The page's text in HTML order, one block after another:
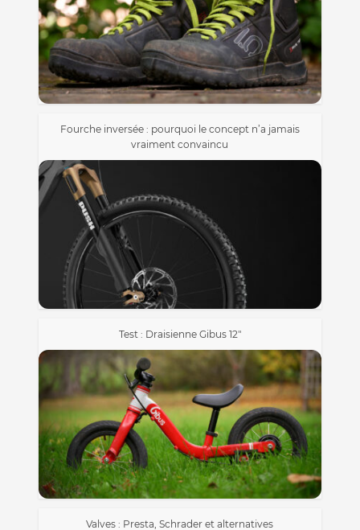
Fourche inversée : pourquoi le concept n’a jamais
vraiment convaincu
Test : Draisienne Gibus 12″
Valves : Presta, Schrader et alternatives